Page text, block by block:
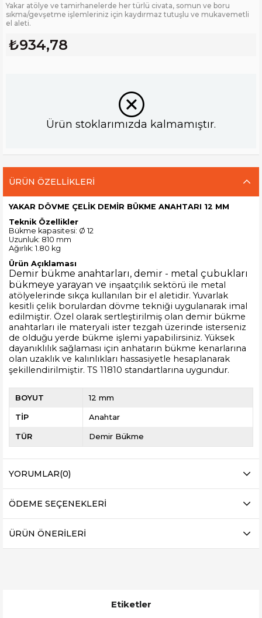
Yakar atölye ve tamirhanelerde her türlü civata, somun ve boru
sıkma/gevşetme işlemleriniz için kaydırmaz tutuşlu ve mukavemetli
el aleti.
₺934,78
Ürün stoklarımızda kalmamıştır.
ÜRÜN ÖZELLIKLERI
YAKAR DÖVME ÇELİK DEMİR BÜKME ANAHTARI 12 MM
Teknik Özellikler
Bükme kapasitesi: Ø 12
Uzunluk: 810 mm
Ağırlık: 1.80 kg
Ürün Açıklaması
Demir bükme anahtarları, demir - metal çubukları
bükmeye yarayan ve inşaatçılık sektörü ile metal
atölyelerinde sıkça kullanılan bir el aletidir. Yuvarlak
kesitli çelik borulardan dövme tekniği uygulanarak imal
edilmiştir. Özel olarak sertleştirilmiş olan demir bükme
anahtarları ile materyali ister tezgah üzerinde isterseniz
de olduğu yerde bükme işlemi yapabilirsiniz. Yüksek
dayanıklılık sağlaması için anhatarın bükme kenarlarına
olan uzaklık ve kalınlıkları hassasiyetle hesaplanarak
şekillendirilmiştir. TS 11810 standartlarına uygundur.
BOYUT 12 mm
TİP Anahtar
TÜR Demir Bükme
YORUMLAR(0)
ÖDEME SEÇENEKLERI
ÜRÜN ÖNERILERI
Etiketler